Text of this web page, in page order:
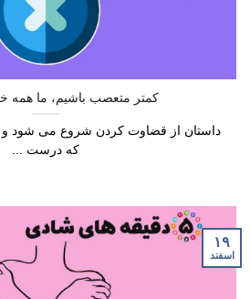
کمتر متعصب باشیم، ما همه
داستان از قضاوت کردن شروع می شود
که درست ...
۱۹
اسفند